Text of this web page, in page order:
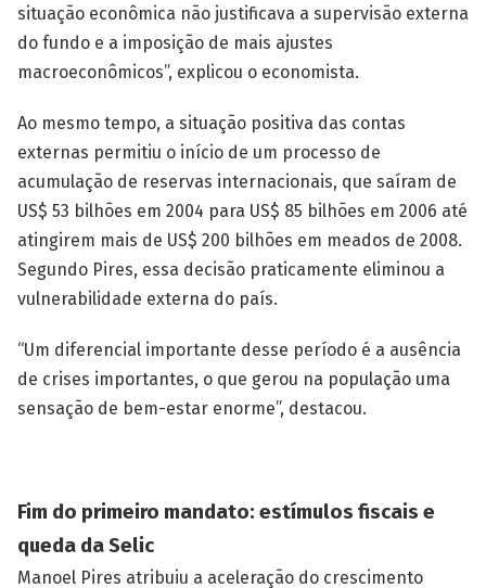
situação econômica não justificava a supervisão externa
do fundo e a imposição de mais ajustes
macroeconômicos”, explicou o economista.
Ao mesmo tempo, a situação positiva das contas
externas permitiu o início de um processo de
acumulação de reservas internacionais, que saíram de
US$ 53 bilhões em 2004 para US$ 85 bilhões em 2006 até
atingirem mais de US$ 200 bilhões em meados de 2008.
Segundo Pires, essa decisão praticamente eliminou a
vulnerabilidade externa do país.
“Um diferencial importante desse período é a ausência
de crises importantes, o que gerou na população uma
sensação de bem-estar enorme”, destacou.
Fim do primeiro mandato: estímulos fiscais e
queda da Selic
Manoel Pires atribuiu a aceleração do crescimento